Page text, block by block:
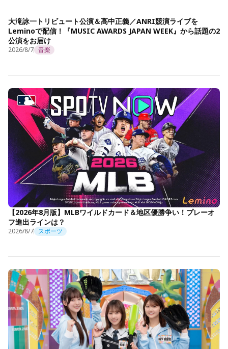
大滝詠一トリビュート公演＆高中正義／ANRI競演ライブを
Leminoで配信！『MUSIC AWARDS JAPAN WEEK』から話題の2
公演をお届け
2026/8/7 音楽
【2026年8月版】MLBワイルドカード＆地区優勝争い！プレーオ
フ進出ラインは？
2026/8/7 スポーツ